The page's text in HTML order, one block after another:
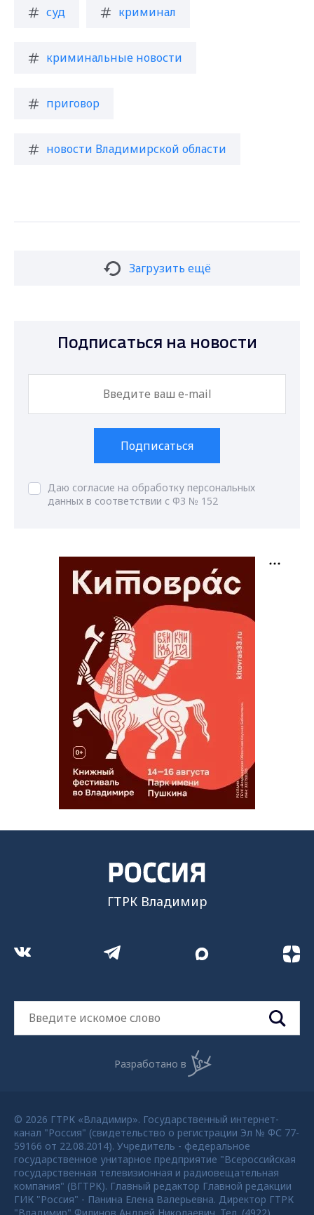
суд криминал
криминальные новости
приговор
новости Владимирской области
Загрузить ещё
Подписаться на новости
Подписаться
Даю согласие на обработку персональных
данных в соответствии с ФЗ № 152
ГТРК Владимир
Разработано в
© 2026 ГТРК «Владимир». Государственный интернет-
канал "Россия" (свидетельство о регистрации Эл № ФС 77-
59166 от 22.08.2014). Учредитель - федеральное
государственное унитарное предприятие "Всероссийская
государственная телевизионная и радиовещательная
компания" (ВГТРК). Главный редактор Главной редакции
ГИК "Россия" - Панина Елена Валерьевна. Директор ГТРК